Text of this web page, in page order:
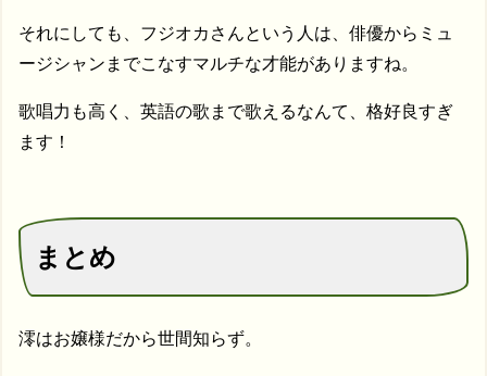
それにしても、フジオカさんという人は、俳優からミュ
ージシャンまでこなすマルチな才能がありますね。
歌唱力も高く、英語の歌まで歌えるなんて、格好良すぎ
ます！
まとめ
澪はお嬢様だから世間知らず。